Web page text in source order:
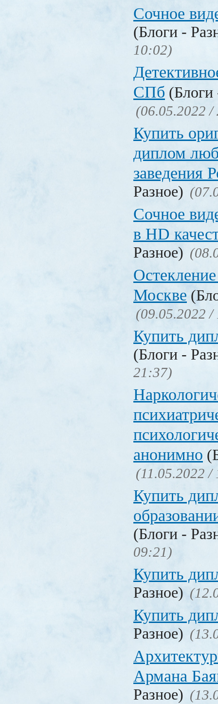
Сочное
(Блоги -
10:02)
СПб (Блоги
(06.05.2022 /
Купить
диплом
заведения
Разное)
Сочное
в HD
Разное)
Москве
(09.05.2022 /
Купить
(Блоги -
21:37)
анонимно
(11.05.2022 /
Купить
(Блоги -
09:21)
Купить
Разное)
Купить
Разное)
Армана
Разное)